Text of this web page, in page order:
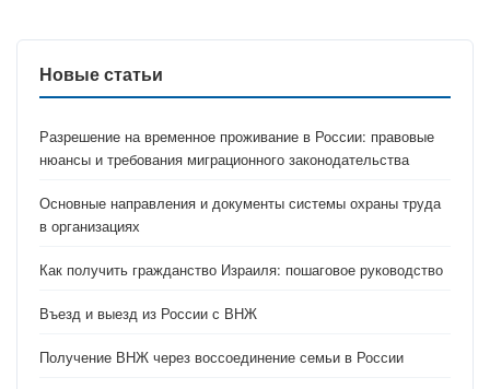
Новые статьи
Разрешение на временное проживание в России: правовые
нюансы и требования миграционного законодательства
Основные направления и документы системы охраны труда
в организациях
Как получить гражданство Израиля: пошаговое руководство
Въезд и выезд из России с ВНЖ
Получение ВНЖ через воссоединение семьи в России